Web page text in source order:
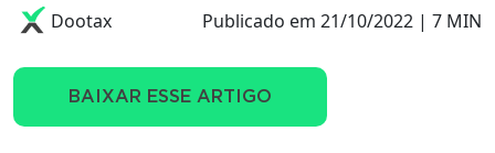
Dootax Publicado em 21/10/2022 | 7 MIN
BAIXAR ESSE ARTIGO